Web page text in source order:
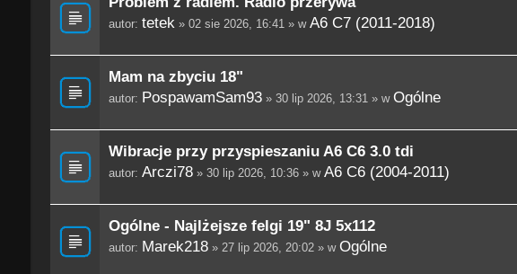
autor: tetek» 02 sie 2026, 16:41 » w A6 C7 (2011-2018)
Mam na zbyciu 18"
autor: PospawamSam93» 30 lip 2026, 13:31 » w Ogólne
Wibracje przy przyspieszaniu A6 C6 3.0 tdi
autor: Arczi78» 30 lip 2026, 10:36 » w A6 C6 (2004-2011)
Ogólne - Najlżejsze felgi 19" 8J 5x112
autor: Marek218» 27 lip 2026, 20:02 » w Ogólne